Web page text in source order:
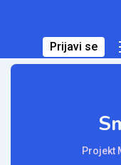
Prijavi se
Projekt